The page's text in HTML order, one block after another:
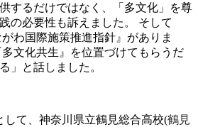
するだけではなく、「多文化」を尊
の必要性も訴えました。 そして
がわ国際施策推進指針』がありま
文化共生』を位置づけてもらうだ
」と話しました。
して、神奈川県立鶴見総合高校(鶴見